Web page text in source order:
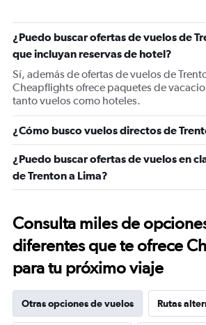
¿Puedo buscar ofertas de vuelos de
que incluyan reservas de hotel?
Sí, además de ofertas de vuelos de
Cheapflights ofrece paquetes de
tanto vuelos como hoteles.
¿Cómo busco vuelos directos de
¿Puedo buscar ofertas de vuelos en
de Trenton a Lima?
Consulta miles de
diferentes que te ofrece
para tu próximo viaje
Otras opciones de vuelos Rutas